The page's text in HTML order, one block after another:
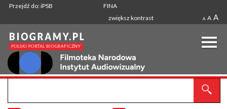
Przejdź do: iPSB
FINA
zwiększ kontrast
A A A